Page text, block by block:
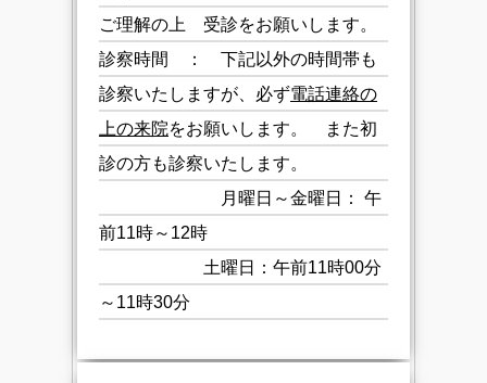
ご理解の上 受診をお願いします。
診察時間 ： 下記以外の時間帯も
診察いたしますが、必ず電話連絡の
上の来院をお願いします。 また初
診の方も診察いたします。
月曜日～金曜日： 午
前11時～12時
土曜日：午前11時00分
～11時30分